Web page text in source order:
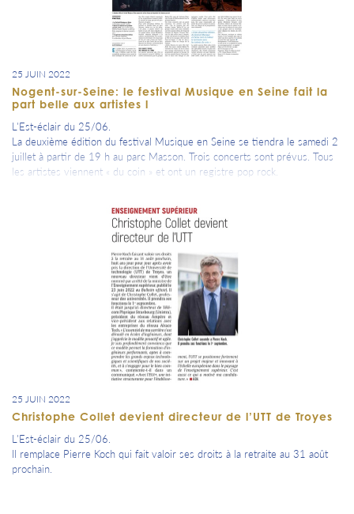
25 JUIN 2022
Nogent-sur-Seine: le festival Musique en Seine fait la
part belle aux artistes l
L'Est-éclair du 25/06.
La deuxième édition du festival Musique en Seine se tiendra le samedi 2
juillet à partir de 19 h au parc Masson. Trois concerts sont prévus. Tous
les artistes viennent « du coin » et ont un registre pop rock.
25 JUIN 2022
Christophe Collet devient directeur de l’UTT de Troyes
L'Est-éclair du 25/06.
Il remplace Pierre Koch qui fait valoir ses droits à la retraite au 31 août
prochain.